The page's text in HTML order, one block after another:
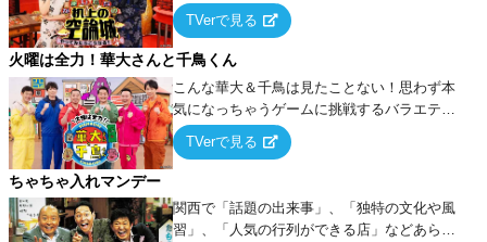
みたらこうなる！…ハズ」という“机上の空
論”に若手芸人らがカラダを張って挑む！
TVerで見る
火曜は全力！華大さんと千鳥くん
こんな華大＆千鳥は見たことない！思わず本
気になっちゃうゲームに挑戦するバラエティ
ー！
TVerで見る
ちゃちゃ入れマンデー
関西で「話題の出来事」、「独特の文化や風
習」、「人気の行列ができる店」などあらゆ